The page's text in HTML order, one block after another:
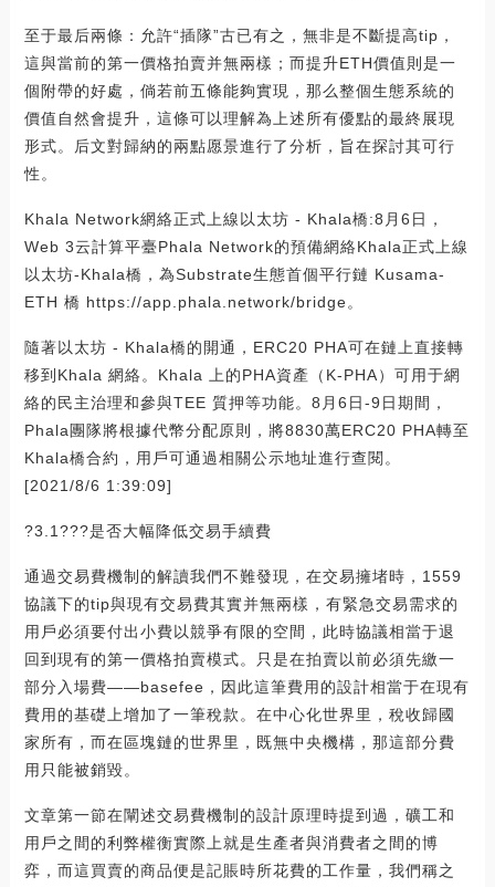
至于最后兩條：允許“插隊”古已有之，無非是不斷提高tip，
這與當前的第一價格拍賣并無兩樣；而提升ETH價值則是一
個附帶的好處，倘若前五條能夠實現，那么整個生態系統的
價值自然會提升，這條可以理解為上述所有優點的最終展現
形式。后文對歸納的兩點愿景進行了分析，旨在探討其可行
性。
Khala Network網絡正式上線以太坊 - Khala橋:8月6日，
Web 3云計算平臺Phala Network的預備網絡Khala正式上線
以太坊-Khala橋，為Substrate生態首個平行鏈 Kusama-
ETH 橋 https://app.phala.network/bridge。
隨著以太坊 - Khala橋的開通，ERC20 PHA可在鏈上直接轉
移到Khala 網絡。Khala 上的PHA資產（K-PHA）可用于網
絡的民主治理和參與TEE 質押等功能。8月6日-9日期間，
Phala團隊將根據代幣分配原則，將8830萬ERC20 PHA轉至
Khala橋合約，用戶可通過相關公示地址進行查閱。
[2021/8/6 1:39:09]
?3.1???是否大幅降低交易手續費
通過交易費機制的解讀我們不難發現，在交易擁堵時，1559
協議下的tip與現有交易費其實并無兩樣，有緊急交易需求的
用戶必須要付出小費以競爭有限的空間，此時協議相當于退
回到現有的第一價格拍賣模式。只是在拍賣以前必須先繳一
部分入場費——basefee，因此這筆費用的設計相當于在現有
費用的基礎上增加了一筆稅款。在中心化世界里，稅收歸國
家所有，而在區塊鏈的世界里，既無中央機構，那這部分費
用只能被銷毀。
文章第一節在闡述交易費機制的設計原理時提到過，礦工和
用戶之間的利弊權衡實際上就是生產者與消費者之間的博
弈，而這買賣的商品便是記賬時所花費的工作量，我們稱之